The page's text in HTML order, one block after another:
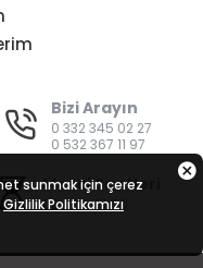
Bizi Arayın
0 332 345 02 27
0 532 367 11 97
Mesai Saatleri
08:00 - 19:00
sunmak için çerez
Gizlilik Politikamızı